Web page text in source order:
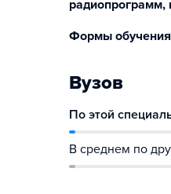
радиопрограмм,
Формы
Вузов
По этой
В среднем по